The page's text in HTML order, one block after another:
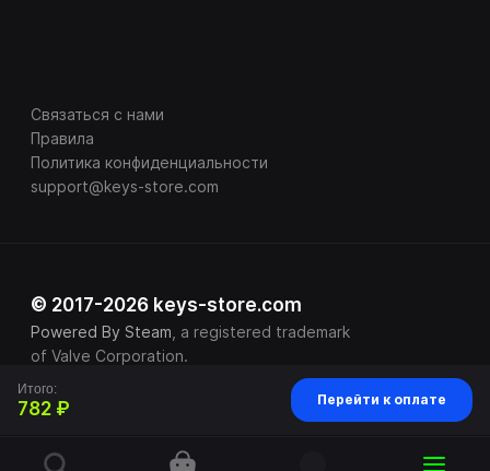
Итого:
782 ₽ Перейти к оплате
Связаться с нами
Правила
Политика конфиденциальности
support@keys-store.com
© 2017-2026 keys-store.com
Powered By Steam , a registered trademark
of Valve Corporation.